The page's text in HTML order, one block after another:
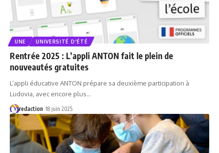
UNE UNIVERSITÉ D'ÉTÉ
Rentrée 2025 : L’appli ANTON fait le plein de
nouveautés gratuites
L’appli éducative ANTON prépare sa deuxième participation à
Ludovia, avec encore plus…
redaction 18 juin 2025